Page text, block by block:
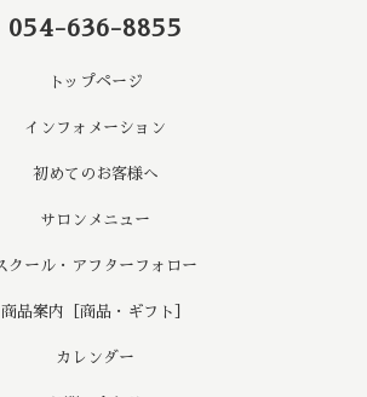
054-636-8855
トップページ
インフォメーション
初めてのお客様へ
サロンメニュー
クール・アフターフォロー
商品案内［商品・ギフト］
カレンダー